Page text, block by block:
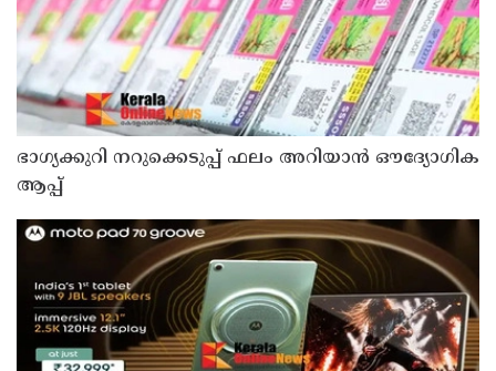
ഭാഗ്യക്കുറി നറുക്കെടുപ്പ് ഫലം അറിയാൻ ഔദ്യോഗിക
ആപ്പ്